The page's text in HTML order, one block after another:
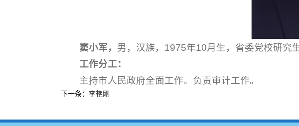
窦小军， 男，汉族，1975年10月生，省委党校研究
工作分工：
主持市人民政府全面工作。负责审计工作。
下一条： 李艳刚